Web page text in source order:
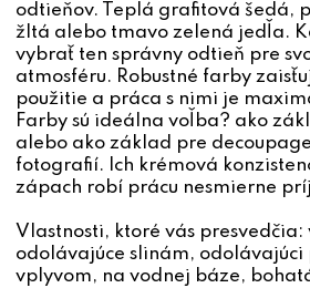
odtieňov. Teplá grafitová šedá,
žltá alebo tmavo zelená jedľa.
vybrať ten správny odtieň pre
atmosféru. Robustné farby
použitie a práca s nimi je
Farby sú ideálna voľba? ako
alebo ako základ pre
fotografií. Ich krémová
zápach robí prácu nesmierne
Vlastnosti, ktoré vás
odolávajúce slinám, odolávajúci
vplyvom, na vodnej báze,